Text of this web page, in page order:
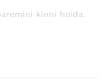
kinni hoida.